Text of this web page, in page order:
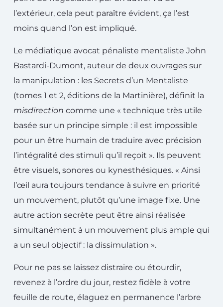
l’extérieur, cela peut paraître évident, ça l’est
moins quand l’on est impliqué.
Le médiatique avocat pénaliste mentaliste John
Bastardi-Dumont, auteur de deux ouvrages sur
la manipulation : les Secrets d’un Mentaliste
(tomes 1 et 2, éditions de la Martinière), définit la
misdirection comme une « technique très utile
basée sur un principe simple : il est impossible
pour un être humain de traduire avec précision
l’intégralité des stimuli qu’il reçoit ». Ils peuvent
être visuels, sonores ou kynesthésiques. « Ainsi
l’œil aura toujours tendance à suivre en priorité
un mouvement, plutôt qu’une image fixe. Une
autre action secrète peut être ainsi réalisée
simultanément à un mouvement plus ample qui
a un seul objectif : la dissimulation ».
Pour ne pas se laissez distraire ou étourdir,
revenez à l’ordre du jour, restez fidèle à votre
feuille de route, élaguez en permanence l’arbre